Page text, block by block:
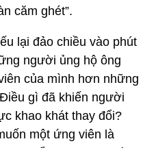
căm ghét”.
lại đảo chiều vào phút
người ủng hộ ông
của mình hơn những
gì đã khiến người
khao khát thay đổi?
một ứng viên là